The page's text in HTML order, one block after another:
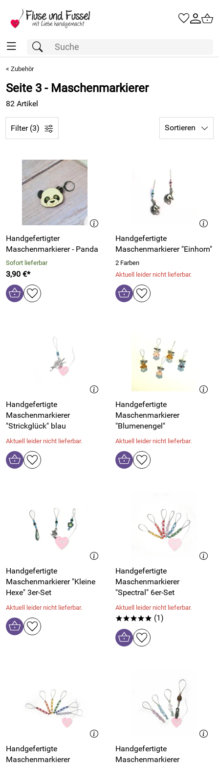
< Zubehör
Seite 3 - Maschenmarkierer
82 Artikel
Filter (3) Sortieren
Handgefertigter
Maschenmarkierer - Panda
Sofort lieferbar
3,90 €*
Handgefertigte
Maschenmarkierer "Einhorn"
2 Farben
Aktuell leider nicht lieferbar.
Handgefertigte
Maschenmarkierer
"Strickglück" blau
Aktuell leider nicht lieferbar.
Handgefertigte
Maschenmarkierer
"Blumenengel"
Aktuell leider nicht lieferbar.
Handgefertigte
Maschenmarkierer "Kleine
Hexe" 3er-Set
Aktuell leider nicht lieferbar.
Handgefertigte
Maschenmarkierer
"Spectral" 6er-Set
Aktuell leider nicht lieferbar.
***** (1)
Handgefertigte
Maschenmarkierer
Handgefertigte
Maschenmarkierer